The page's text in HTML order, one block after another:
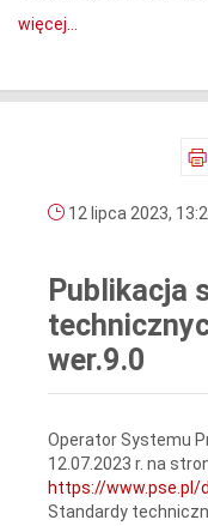
więcej...
12 lipca 2023,
Publikacja
wer.9.0
Operator Systemu
12.07.2023 r. na
https://www.pse.pl/
Standardy